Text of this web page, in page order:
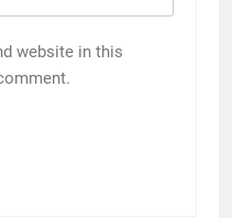
website in this